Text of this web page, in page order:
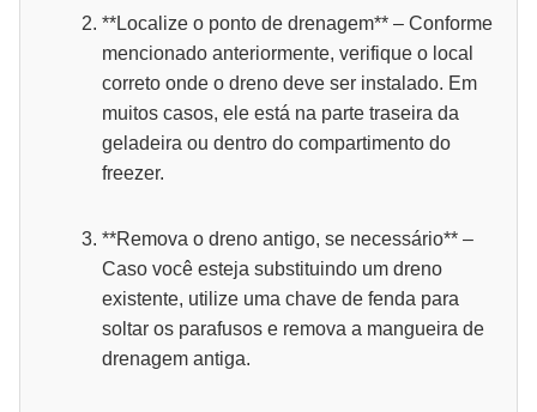
**Localize o ponto de drenagem** – Conforme
mencionado anteriormente, verifique o local
correto onde o dreno deve ser instalado. Em
muitos casos, ele está na parte traseira da
geladeira ou dentro do compartimento do
freezer.
**Remova o dreno antigo, se necessário** –
Caso você esteja substituindo um dreno
existente, utilize uma chave de fenda para
soltar os parafusos e remova a mangueira de
drenagem antiga.